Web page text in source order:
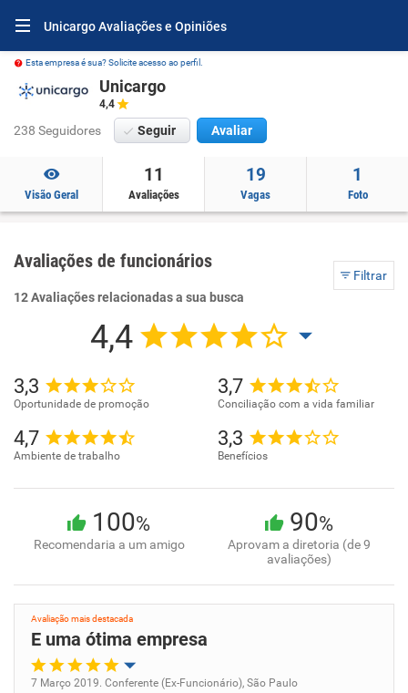
Unicargo Avaliações e Opiniões
Esta empresa é sua? Solicite acesso ao perfil.
Unicargo
4,4
238 Seguidores Seguir Avaliar
Visão Geral
11
Avaliações
19
Vagas
1
Foto
Avaliações de funcionários
Filtrar
12 Avaliações relacionadas a sua busca
4,4
3,3
Oportunidade de promoção
3,7
Conciliação com a vida familiar
4,7
Ambiente de trabalho
3,3
Benefícios
100%
Recomendaria a um amigo
90%
Aprovam a diretoria (de 9
avaliações)
Avaliação mais destacada
E uma ótima empresa
7 Março 2019. Conferente (Ex-Funcionário), São Paulo